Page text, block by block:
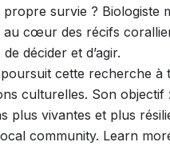
propre survie ?
au cœur des récifs
décider et d’agir.
cette recherche
culturelles. Son objectif
plus vivantes et plus
community. Learn